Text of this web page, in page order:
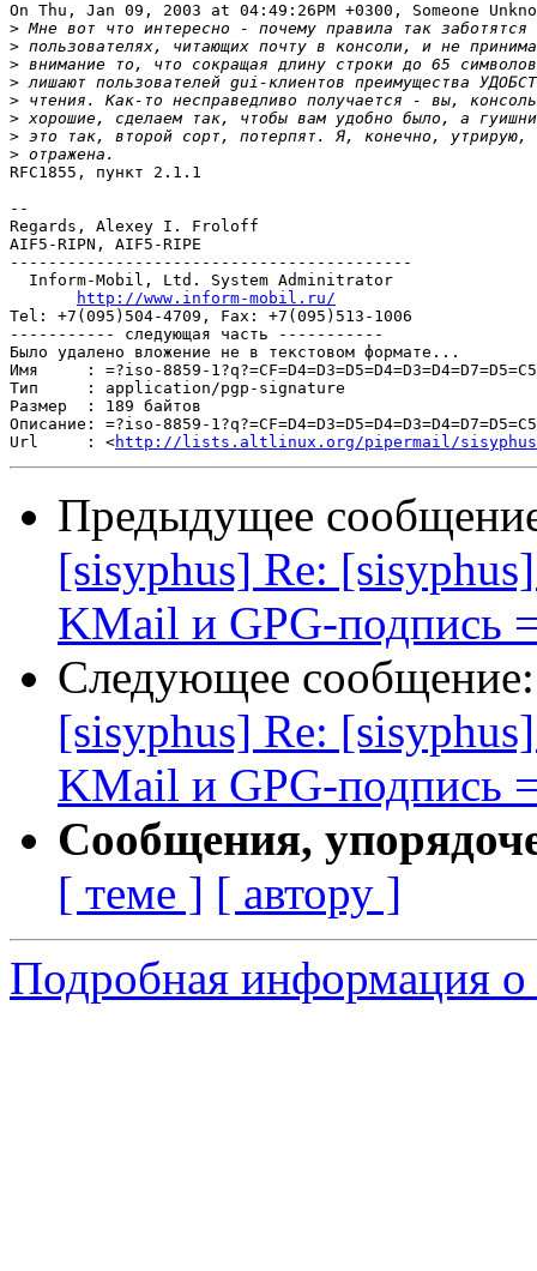
On Thu, Jan 09, 2003 at 04:49:26PM +0300, Someone
>
>
>
>
>
>
>
>
RFC1855, пункт 2.1.1
--
Regards, Alexey I. Froloff
AIF5-RIPN, AIF5-RIPE
------------------------------------------
  Inform-Mobil, Ltd. System Adminitrator
http://www.inform-mobil.ru/
Tel: +7(095)504-4709, Fax: +7(095)513-1006
----------- следующая часть -----------
Было удалено вложение не в текстовом формате...
Имя     : =?iso-8859-
Тип     : application/pgp-signature
Размер  : 189 байтов
Описание: =?iso-8859-
Url     : <http://lists.altlinux.org/pipermail/sisyphus/
Предыдущее
[sisyphus] Re:
KMail и GPG-подпись
Следующее
[sisyphus] Re:
KMail и GPG-подпись
Сообщения,
[ теме ] [ автору ]
Подробная информация о